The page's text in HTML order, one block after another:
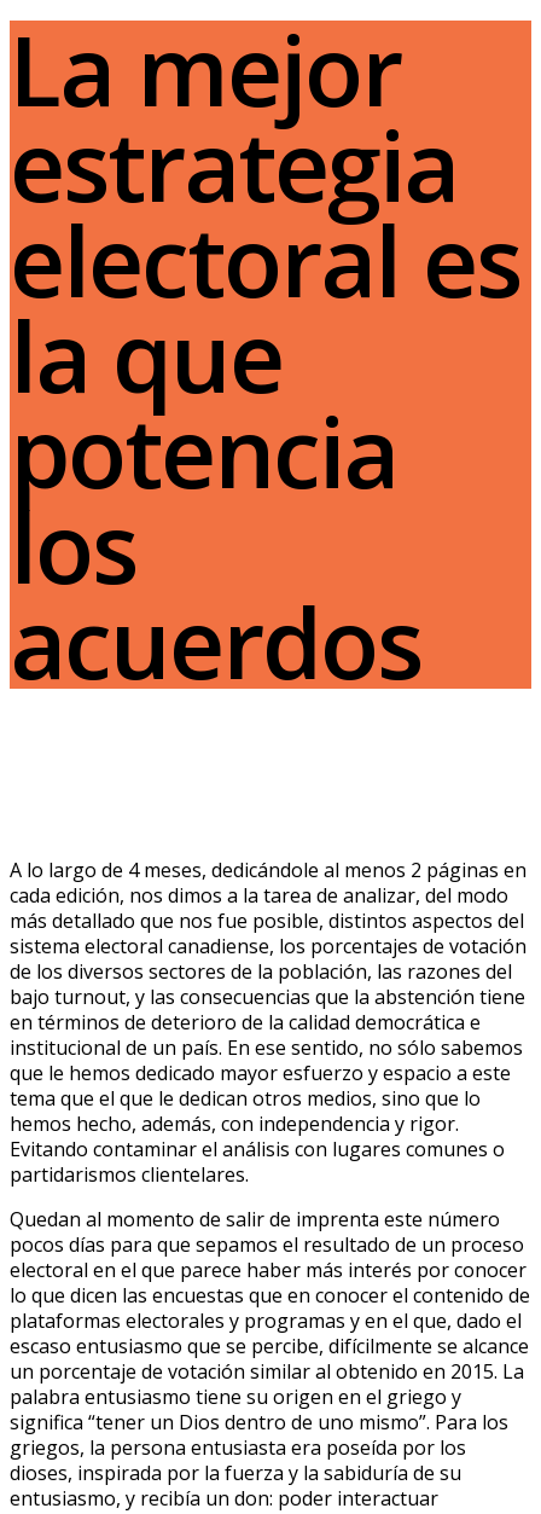
La mejor
estrategia
electoral es
la que
potencia
los
acuerdos
A lo largo de 4 meses, dedicándole al menos 2 páginas en
cada edición, nos dimos a la tarea de analizar, del modo
más detallado que nos fue posible, distintos aspectos del
sistema electoral canadiense, los porcentajes de votación
de los diversos sectores de la población, las razones del
bajo turnout, y las consecuencias que la abstención tiene
en términos de deterioro de la calidad democrática e
institucional de un país. En ese sentido, no sólo sabemos
que le hemos dedicado mayor esfuerzo y espacio a este
tema que el que le dedican otros medios, sino que lo
hemos hecho, además, con independencia y rigor.
Evitando contaminar el análisis con lugares comunes o
partidarismos clientelares.
Quedan al momento de salir de imprenta este número
pocos días para que sepamos el resultado de un proceso
electoral en el que parece haber más interés por conocer
lo que dicen las encuestas que en conocer el contenido de
plataformas electorales y programas y en el que, dado el
escaso entusiasmo que se percibe, difícilmente se alcance
un porcentaje de votación similar al obtenido en 2015. La
palabra entusiasmo tiene su origen en el griego y
significa “tener un Dios dentro de uno mismo”. Para los
griegos, la persona entusiasta era poseída por los
dioses, inspirada por la fuerza y la sabiduría de su
entusiasmo, y recibía un don: poder interactuar